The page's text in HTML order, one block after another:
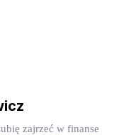
zajrzeć w finanse